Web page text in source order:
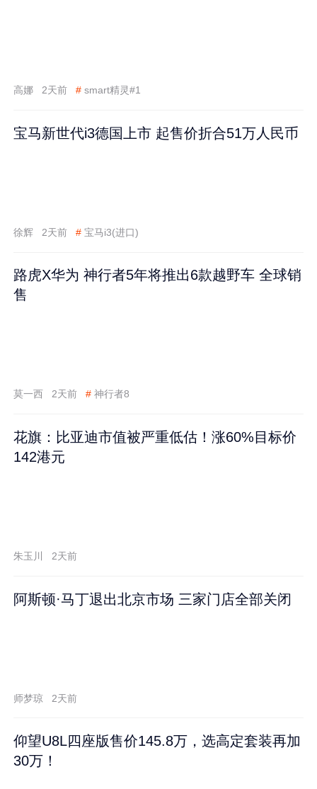
高娜 2天前 # smart精灵#1
宝马新世代i3德国上市 起售价折合51万人民币
徐辉 2天前 # 宝马i3(进口)
路虎X华为 神行者5年将推出6款越野车 全球销
售
莫一西 2天前 # 神行者8
花旗：比亚迪市值被严重低估！涨60%目标价
142港元
朱玉川 2天前
阿斯顿·马丁退出北京市场 三家门店全部关闭
师梦琼 2天前
仰望U8L四座版售价145.8万，选高定套装再加
30万！